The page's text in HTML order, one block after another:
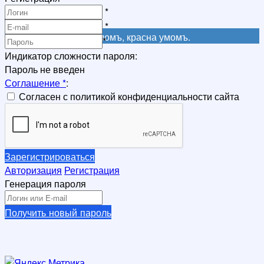
Регистрация
Регистрация
Не красна книга письмомъ, красна умомъ.
*
*
*
Индикатор сложности пароля:
Пароль не введен
Соглашение*:
Согласен с политикой конфиденциальности сайта
Зарегистрироваться
Авторизация Регистрация
Генерация пароля
Получить новый пароль